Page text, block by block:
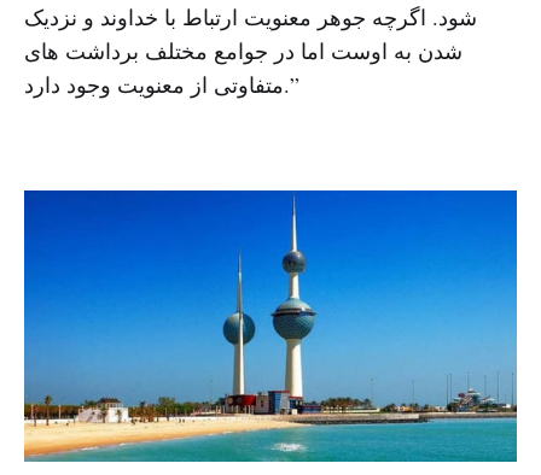
‌شود. اگرچه جوهر معنویت ارتباط با خداوند و نزدیک
شدن به اوست اما در جوامع مختلف برداشت ‌های
متفاوتی از معنویت وجود دارد.”